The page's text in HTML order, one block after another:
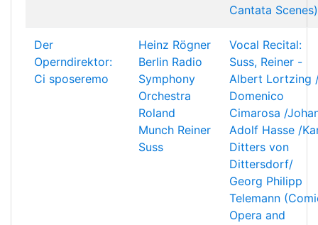
Cantata Scenes)
Der
Operndirektor:
Ci sposeremo
Heinz Rögner
Berlin Radio
Symphony
Orchestra
Roland
Munch Reiner
Suss
Vocal Recital:
Suss, Reiner -
Albert Lortzing
Domenico
Cimarosa /
Adolf Hasse /
Ditters von
Dittersdorf/
Georg Philipp
Telemann
Opera and